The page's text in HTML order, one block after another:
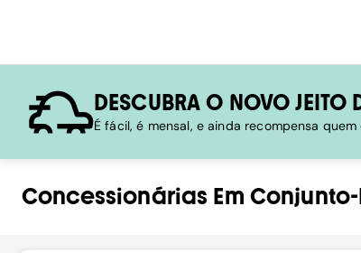
DESCUBRA O NOVO JEITO
É fácil, é mensal, e ainda recompensa
Concessionárias Em